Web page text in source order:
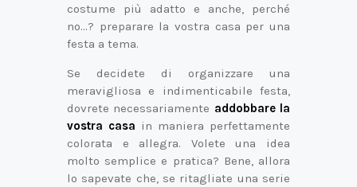
costume più adatto e anche, perché
no…? preparare la vostra casa per una
festa a tema.
Se decidete di organizzare una
meravigliosa e indimenticabile festa,
dovrete necessariamente addobbare la
vostra casa in maniera perfettamente
colorata e allegra. Volete una idea
molto semplice e pratica? Bene, allora
lo sapevate che, se ritagliate una serie